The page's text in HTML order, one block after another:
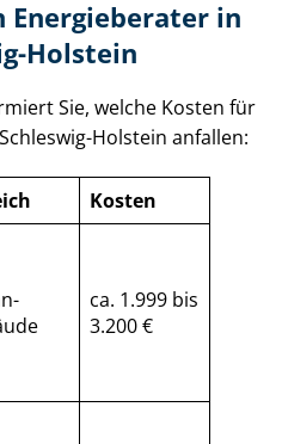
Energieberater in
Holstein
Sie, welche Kosten für
Holstein anfallen:
Kosten
ca. 1.999 bis
3.200 €